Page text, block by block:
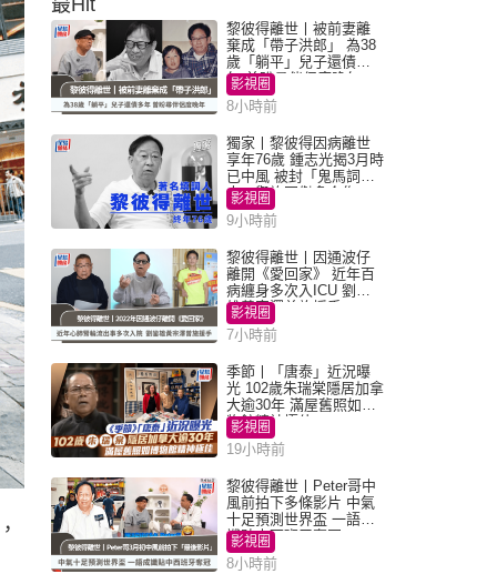
最Hit
黎彼得離世丨被前妻離
棄成「帶子洪郎」 為38
歲「躺平」兒子還債多
年 曾盼尋伴侶度晚年
影視圈
8小時前
獨家丨黎彼得因病離世
享年76歲 鍾志光揭3月時
已中風 被封「鬼馬詞
人」與許冠傑多合作
影視圈
9小時前
黎彼得離世丨因通波仔
離開《愛回家》 近年百
病纏身多次入ICU 劉鑾
雄黃宗澤曾施援手
影視圈
7小時前
季節丨「唐泰」近況曝
光 102歲朱瑞棠隱居加拿
大逾30年 滿屋舊照如博
物館精神極佳
影視圈
19小時前
黎彼得離世丨Peter哥中
風前拍下多條影片 中氣
十足預測世界盃 一語成
讖貼中西班牙奪冠
影視圈
8小時前